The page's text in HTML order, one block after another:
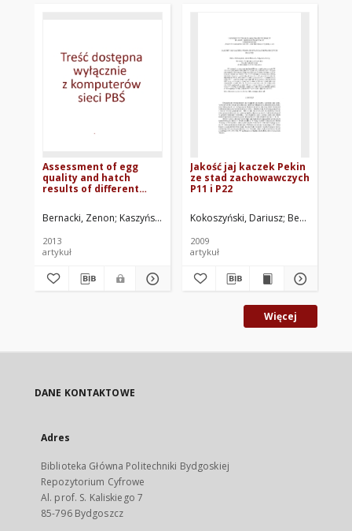
Assessment of egg
quality and hatch
results of different
Bernacki, Zenon Kaszyński, Bartłomiej
2013
artykuł
Jakość jaj kaczek Pekin
ze stad zachowawczych
P11 i P22
Kokoszyński, Dariusz Bernacki,
2009
artykuł
Więcej
DANE KONTAKTOWE
Adres
Biblioteka Główna Politechniki Bydgoskiej
Repozytorium Cyfrowe
Al. prof. S. Kaliskiego 7
85-796 Bydgoszcz